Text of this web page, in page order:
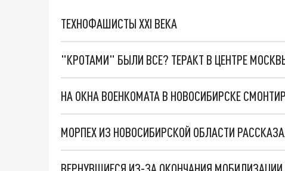
ТЕХНОФАШИСТЫ XXI ВЕКА
"КРОТАМИ" БЫЛИ ВСЕ? ТЕРАКТ В ЦЕНТРЕ
НА ОКНА ВОЕНКОМАТА В НОВОСИБИРСКЕ